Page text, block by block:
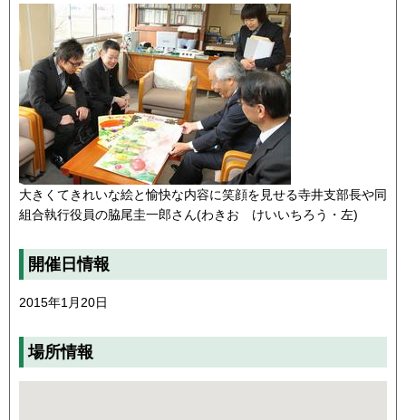
大きくてきれいな絵と愉快な内容に笑顔を見せる寺井支部長や同
組合執行役員の脇尾圭一郎さん(わきお けいいちろう・左)
開催日情報
2015年1月20日
場所情報